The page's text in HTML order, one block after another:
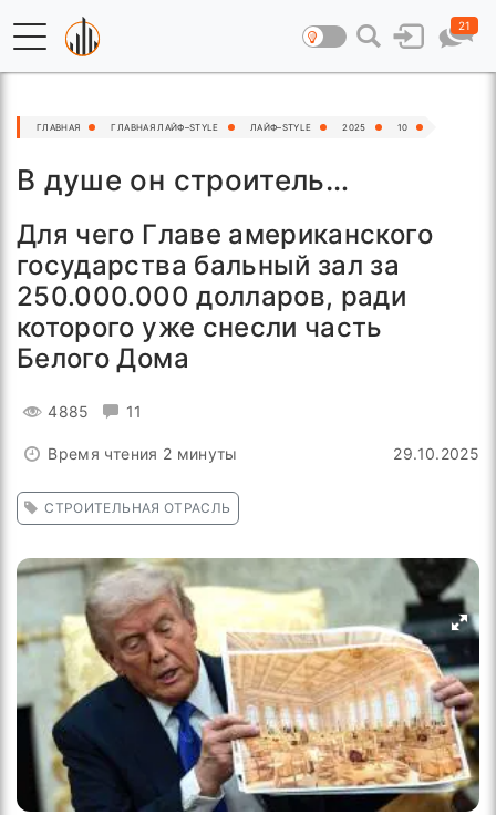
21
ГЛАВНАЯ ГЛАВНАЯ ЛАЙФ–STYLE ЛАЙФ–STYLE 2025 10
В душе он строитель…
Для чего Главе американского
государства бальный зал за
250.000.000 долларов, ради
которого уже снесли часть
Белого Дома
4885 11
Время чтения 2 минуты 29.10.2025
СТРОИТЕЛЬНАЯ ОТРАСЛЬ